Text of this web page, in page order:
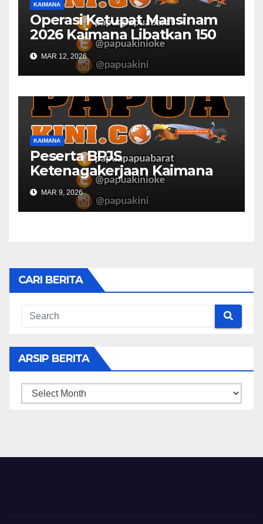
KAIMANA
Operasi Ketupat Mansinam
2026 Kaimana Libatkan 150
Personil Gabungan
MAR 12, 2026
KAIMANA
Peserta BPJS
Ketenagakerjaan Kaimana
Berkurang 53 Persen di 2026
MAR 9, 2026
CARI BERITA
ARSIP BERITA
ARSIP